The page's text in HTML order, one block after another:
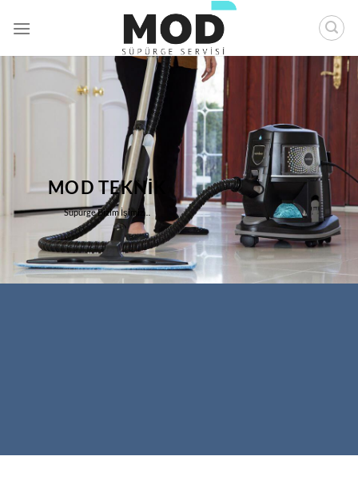
atla
MOD TEKNİK
Süpürge Bizim İşimiz…